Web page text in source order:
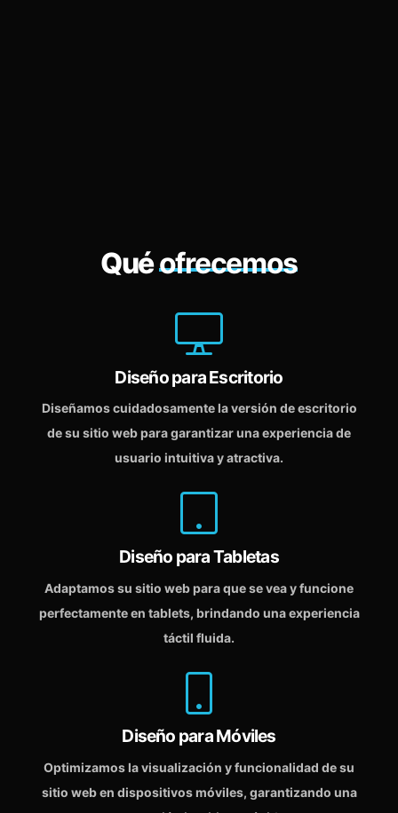
Quéofrecemos
Diseño para Escritorio
Diseñamos cuidadosamente la versión de escritorio
de su sitio web para garantizar una experiencia de
usuario intuitiva y atractiva.
Diseño para Tabletas
Adaptamos su sitio web para que se vea y funcione
perfectamente en tablets, brindando una experiencia
táctil fluida.
Diseño para Móviles
Optimizamos la visualización y funcionalidad de su
sitio web en dispositivos móviles, garantizando una